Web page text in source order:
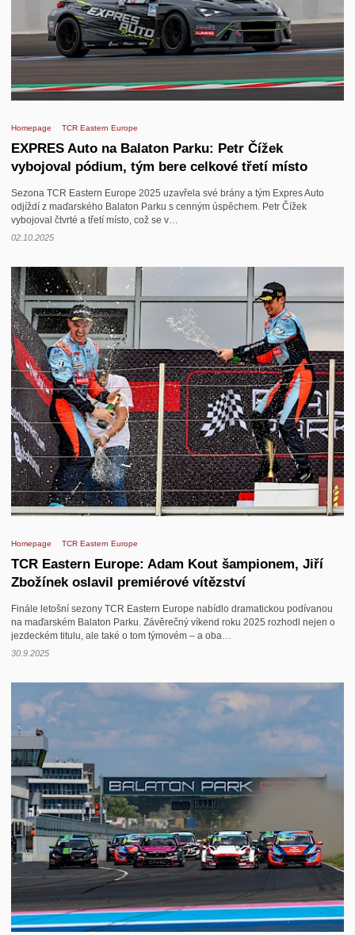
Homepage TCR Eastern Europe
EXPRES Auto na Balaton Parku: Petr Čížek
vybojoval pódium, tým bere celkové třetí místo
Sezona TCR Eastern Europe 2025 uzavřela své brány a tým Expres Auto
odjíždí z maďarského Balaton Parku s cenným úspěchem. Petr Čížek
vybojoval čtvrté a třetí místo, což se v…
02.10.2025
Homepage TCR Eastern Europe
TCR Eastern Europe: Adam Kout šampionem, Jiří
Zbožínek oslavil premiérové vítězství
Finále letošní sezony TCR Eastern Europe nabídlo dramatickou podívanou
na maďarském Balaton Parku. Závěrečný víkend roku 2025 rozhodl nejen o
jezdeckém titulu, ale také o tom týmovém – a oba…
30.9.2025